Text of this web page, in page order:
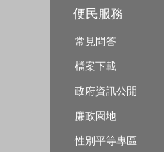
便民服務
常見問答
檔案下載
政府資訊公開
廉政園地
性別平等專區